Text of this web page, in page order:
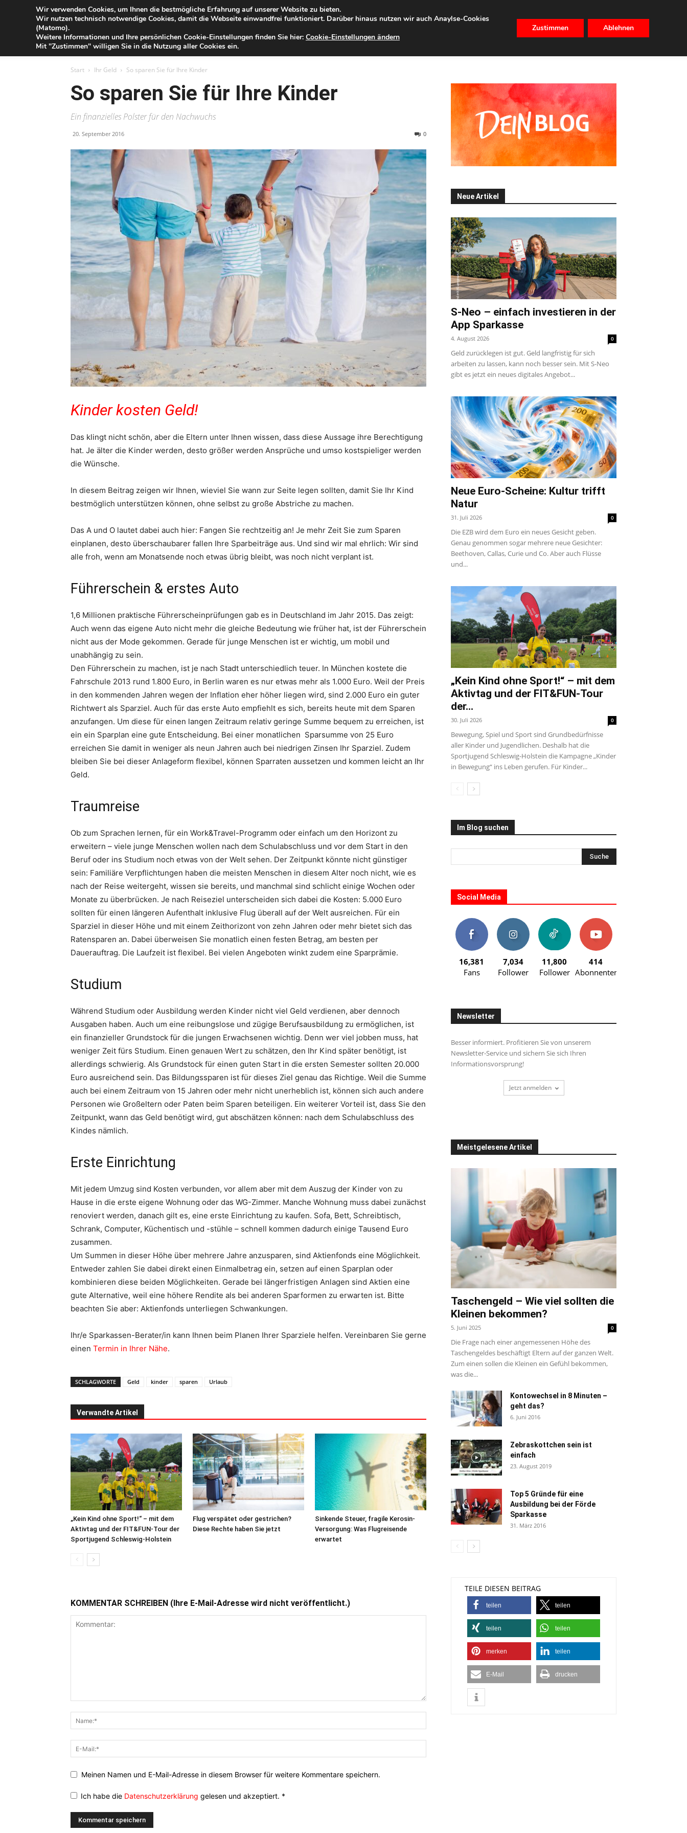
Blog
der
Sparkasse
Donnerstag, 06.08.2026 Zur Internet-Filiale der Förde Sparkasse
IHR GELD IHRE REGION WERTPAPIERE FIRMENKUNDEN IMMOBILIEN
Start Ihr Geld So sparen Sie für Ihre Kinder
So sparen Sie für Ihre Kinder
Ein finanzielles Polster für den Nachwuchs
20. September 2016 0
Kinder kosten Geld!
Das klingt nicht schön, aber die Eltern unter Ihnen wissen, dass diese Aussage ihre Berechtigung
hat. Je älter die Kinder werden, desto größer werden Ansprüche und umso kostspieliger werden
die Wünsche.
In diesem Beitrag zeigen wir Ihnen, wieviel Sie wann zur Seite legen sollten, damit Sie Ihr Kind
bestmöglich unterstützen können, ohne selbst zu große Abstriche zu machen.
Das A und O lautet dabei auch hier: Fangen Sie rechtzeitig an! Je mehr Zeit Sie zum Sparen
einplanen, desto überschaubarer fallen Ihre Sparbeiträge aus. Und sind wir mal ehrlich: Wir sind
alle froh, wenn am Monatsende noch etwas übrig bleibt, was noch nicht verplant ist.
Führerschein & erstes Auto
1,6 Millionen praktische Führerscheinprüfungen gab es in Deutschland im Jahr 2015. Das zeigt:
Auch wenn das eigene Auto nicht mehr die gleiche Bedeutung wie früher hat, ist der Führerschein
nicht aus der Mode gekommen. Gerade für junge Menschen ist er wichtig, um mobil und
unabhängig zu sein.
Den Führerschein zu machen, ist je nach Stadt unterschiedlich teuer. In München kostete die
Fahrschule 2013 rund 1.800 Euro, in Berlin waren es nur etwas mehr als 1.000 Euro. Weil der Preis
in den kommenden Jahren wegen der Inflation eher höher liegen wird, sind 2.000 Euro ein guter
Richtwert als Sparziel. Auch für das erste Auto empfiehlt es sich, bereits heute mit dem Sparen
anzufangen. Um diese für einen langen Zeitraum relativ geringe Summe bequem zu erreichen, ist
ein ein Sparplan eine gute Entscheidung. Bei einer monatlichen Sparsumme von 25 Euro
erreichen Sie damit in weniger als neun Jahren auch bei niedrigen Zinsen Ihr Sparziel. Zudem
bleiben Sie bei dieser Anlageform flexibel, können Sparraten aussetzen und kommen leicht an Ihr
Geld.
Traumreise
Ob zum Sprachen lernen, für ein Work&Travel-Programm oder einfach um den Horizont zu
erweitern – viele junge Menschen wollen nach dem Schulabschluss und vor dem Start in den
Beruf oder ins Studium noch etwas von der Welt sehen. Der Zeitpunkt könnte nicht günstiger
sein: Familiäre Verpflichtungen haben die meisten Menschen in diesem Alter noch nicht, wie es
nach der Reise weitergeht, wissen sie bereits, und manchmal sind schlicht einige Wochen oder
Monate zu überbrücken. Je nach Reiseziel unterscheiden sich dabei die Kosten: 5.000 Euro
sollten für einen längeren Aufenthalt inklusive Flug überall auf der Welt ausreichen. Für ein
Sparziel in dieser Höhe und mit einem Zeithorizont von zehn Jahren oder mehr bietet sich das
Ratensparen an. Dabei überweisen Sie monatlich einen festen Betrag, am besten per
Dauerauftrag. Die Laufzeit ist flexibel. Bei vielen Angeboten winkt zudem eine Sparprämie.
Studium
Während Studium oder Ausbildung werden Kinder nicht viel Geld verdienen, aber dennoch
Ausgaben haben. Auch um eine reibungslose und zügige Berufsausbildung zu ermöglichen, ist
ein finanzieller Grundstock für die jungen Erwachsenen wichtig. Denn wer viel jobben muss, hat
weniger Zeit fürs Studium. Einen genauen Wert zu schätzen, den Ihr Kind später benötigt, ist
allerdings schwierig. Als Grundstock für einen guten Start in die ersten Semester sollten 20.000
Euro ausreichend sein. Das Bildungssparen ist für dieses Ziel genau das Richtige. Weil die Summe
auch bei einem Zeitraum von 15 Jahren oder mehr nicht unerheblich ist, können sich auch andere
Personen wie Großeltern oder Paten beim Sparen beteiligen. Ein weiterer Vorteil ist, dass Sie den
Zeitpunkt, wann das Geld benötigt wird, gut abschätzen können: nach dem Schulabschluss des
Kindes nämlich.
Erste Einrichtung
Mit jedem Umzug sind Kosten verbunden, vor allem aber mit dem Auszug der Kinder von zu
Hause in die erste eigene Wohnung oder das WG-Zimmer. Manche Wohnung muss dabei zunächst
renoviert werden, danach gilt es, eine erste Einrichtung zu kaufen. Sofa, Bett, Schreibtisch,
Schrank, Computer, Küchentisch und -stühle – schnell kommen dadurch einige Tausend Euro
zusammen.
Um Summen in dieser Höhe über mehrere Jahre anzusparen, sind Aktienfonds eine Möglichkeit.
Entweder zahlen Sie dabei direkt einen Einmalbetrag ein, setzen auf einen Sparplan oder
kombinieren diese beiden Möglichkeiten. Gerade bei längerfristigen Anlagen sind Aktien eine
gute Alternative, weil eine höhere Rendite als bei anderen Sparformen zu erwarten ist. Bitte
beachten Sie aber: Aktienfonds unterliegen Schwankungen.
Ihr/e Sparkassen-Berater/in kann Ihnen beim Planen Ihrer Sparziele helfen. Vereinbaren Sie gerne
einen Termin in Ihrer Nähe.
SCHLAGWORTE Geld kinder sparen Urlaub
Verwandte Artikel
„Kein Kind ohne Sport!“ – mit dem
Aktivtag und der FIT&FUN-Tour der
Sportjugend Schleswig-Holstein
Flug verspätet oder gestrichen?
Diese Rechte haben Sie jetzt
Sinkende Steuer, fragile Kerosin-
Versorgung: Was Flugreisende
erwartet
KOMMENTAR SCHREIBEN (Ihre E-Mail-Adresse wird nicht veröffentlicht.)
Meinen Namen und E-Mail-Adresse in diesem Browser für weitere Kommentare speichern.
Ich habe die Datenschutzerklärung gelesen und akzeptiert. *
Neue Artikel
S-Neo – einfach investieren in der
App Sparkasse
4. August 2026 0
Geld zurücklegen ist gut. Geld langfristig für sich
arbeiten zu lassen, kann noch besser sein. Mit S-Neo
gibt es jetzt ein neues digitales Angebot...
Neue Euro-Scheine: Kultur trifft
Natur
31. Juli 2026 0
Die EZB wird dem Euro ein neues Gesicht geben.
Genau genommen sogar mehrere neue Gesichter:
Beethoven, Callas, Curie und Co. Aber auch Flüsse
und...
„Kein Kind ohne Sport!“ – mit dem
Aktivtag und der FIT&FUN-Tour
der...
30. Juli 2026 0
Bewegung, Spiel und Sport sind Grundbedürfnisse
aller Kinder und Jugendlichen. Deshalb hat die
Sportjugend Schleswig-Holstein die Kampagne „Kinder
in Bewegung“ ins Leben gerufen. Für Kinder...
Im Blog suchen
Social Media
16,381
Fans
7,034
Follower
11,800
Follower
414
Abonnenten
Newsletter
Besser informiert. Profitieren Sie von unserem
Newsletter-Service und sichern Sie sich Ihren
Informationsvorsprung!
Jetzt anmelden
Meistgelesene Artikel
Taschengeld – Wie viel sollten die
Kleinen bekommen?
5. Juni 2025 0
Die Frage nach einer angemessenen Höhe des
Taschengeldes beschäftigt Eltern auf der ganzen Welt.
Zum einen sollen die Kleinen ein Gefühl bekommen,
was die...
Kontowechsel in 8 Minuten –
geht das?
6. Juni 2016
Zebraskottchen sein ist
einfach
23. August 2019
Top 5 Gründe für eine
Ausbildung bei der Förde
Sparkasse
31. März 2016
TEILE DIESEN BEITRAG
teilen teilen
teilen teilen
merken teilen
E-Mail drucken
Wir verwenden Cookies, um Ihnen die bestmögliche Erfahrung auf unserer Website zu bieten.
Wir nutzen technisch notwendige Cookies, damit die Webseite einwandfrei funktioniert. Darüber hinaus nutzen wir auch Anaylse-Cookies
(Matomo).
Weitere Informationen und Ihre persönlichen Cookie-Einstellungen finden Sie hier: Cookie-Einstellungen ändern
Mit "Zustimmen" willigen Sie in die Nutzung aller Cookies ein.
Zustimmen Ablehnen